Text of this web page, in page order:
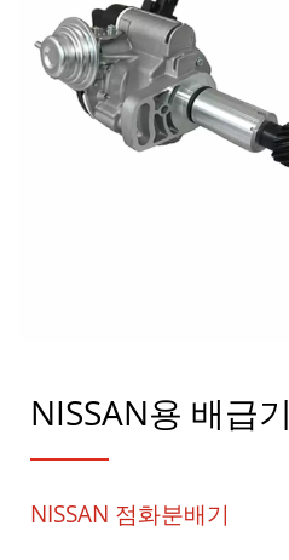
NISSAN용 배급기
NISSAN 점화분배기